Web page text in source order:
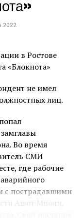
многочисленные
оторвало
и ребенку
приезда
ребенка и
в
но к
вместе с мамой
не имел
лиц.
Во время
СМИ
где рабочие
с пострадавшими
Ашот Мноян,